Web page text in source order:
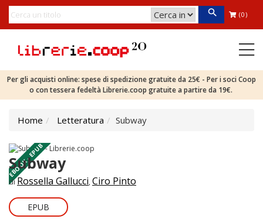
(0)
Per gli acquisti online: spese di spedizione gratuite da 25€ - Per i soci Coop
o con tessera fedeltà Librerie.coop gratuite a partire da 19€.
Home Letteratura Subway
EBOOK - EPUB
Subway
diRossella Gallucci, Ciro Pinto
EPUB